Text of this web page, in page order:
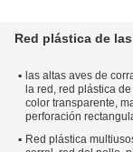
Red plástica de
las altas aves de
la red, red plástica
color transparente,
perforación
Red plástica